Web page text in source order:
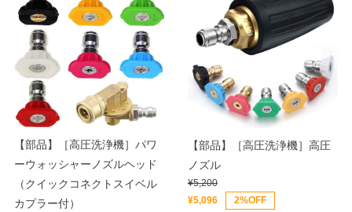
【部品】［高圧洗浄機］パワ
ーウォッシャーノズルヘッド
（クイックコネクトスイベル
カプラー付）
【部品】［高圧洗浄機］高圧
ノズル
¥5,200
¥5,096
2%OFF